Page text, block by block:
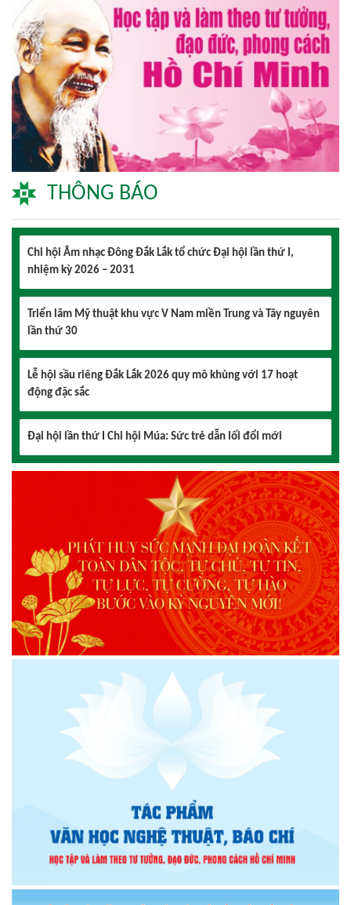
THÔNG BÁO
Lễ hội sầu riêng Đắk Lắk 2026 quy mô khủng với 17 hoạt
động đặc sắc
Đại hội lần thứ I Chi hội Múa: Sức trẻ dẫn lối đổi mới
Đại hội lần thứ I Chi hội Nhiếp ảnh Đông Đắk Lắk nhiệm kỳ
2026 – 2031 thành công tốt đẹp
Chi hội Âm nhạc Đông Đắk Lắk tổ chức Đại hội lần thứ I,
nhiệm kỳ 2026 – 2031
Triển lãm Mỹ thuật khu vực V Nam miền Trung và Tây nguyên
Lễ hội sầu riêng Đắk Lắk 2026 quy mô khủng với 17 hoạt
Đại hội lần thứ I Chi hội Múa: Sức trẻ dẫn lối đổi mới
Đại hội lần thứ I Chi hội Nhiếp ảnh Đông Đắk Lắk nhiệm kỳ
Chi hội Âm nhạc Đông Đắk Lắk tổ chức Đại hội lần thứ I,